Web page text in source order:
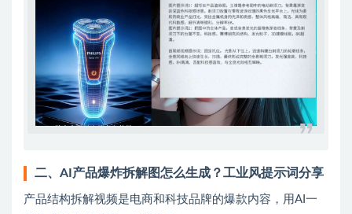
二、AI产品爆炸拆解图怎么生成？工业风提示词分享
产品结构拆解视频是电商和科技品牌的爆款内容，用AI一